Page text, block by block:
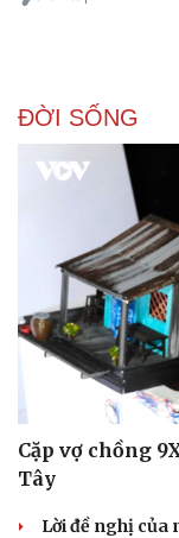
Doanh nghiệp
Thông tin doanh
Doanh nghiệp 24h
ĐỜI SỐNG
Cặp vợ chồng
Tây
Lời đề nghị của